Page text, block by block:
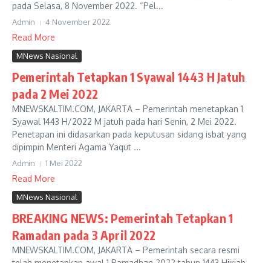
pada Selasa, 8 November 2022. “Pel...
Admin 4 November 2022
Read More
MNews Nasional
Pemerintah Tetapkan 1 Syawal 1443 H Jatuh
pada 2 Mei 2022
MNEWSKALTIM.COM, JAKARTA – Pemerintah menetapkan 1
Syawal 1443 H/2022 M jatuh pada hari Senin, 2 Mei 2022.
Penetapan ini didasarkan pada keputusan sidang isbat yang
dipimpin Menteri Agama Yaqut ...
Admin 1 Mei 2022
Read More
MNews Nasional
BREAKING NEWS: Pemerintah Tetapkan 1
Ramadan pada 3 April 2022
MNEWSKALTIM.COM, JAKARTA – Pemerintah secara resmi